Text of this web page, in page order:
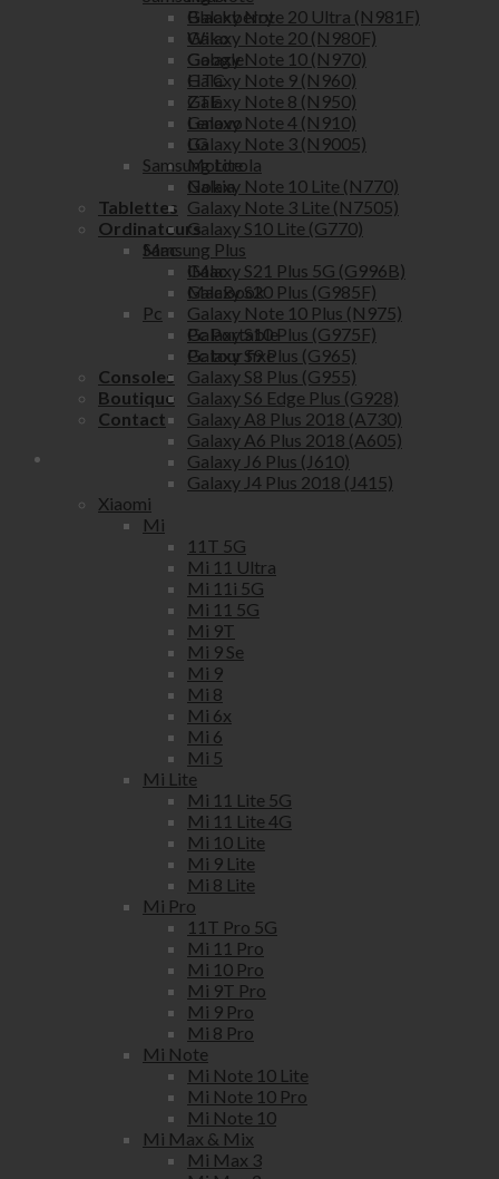
Blackberry
Wiko
Google
HTC
ZTE
Lenovo
LG
Motorola
Nokia
Tablettes
Ordinateurs
Mac
iMac
MacBook
Pc
Pc Portable
Pc tour fixe
Consoles
Boutique
Contact
Galaxy Note 20 Ultra (N981F)
Galaxy Note 20 (N980F)
Galaxy Note 10 (N970)
Galaxy Note 9 (N960)
Galaxy Note 8 (N950)
Galaxy Note 4 (N910)
Galaxy Note 3 (N9005)
Samsung Lite
Galaxy Note 10 Lite (N770)
Galaxy Note 3 Lite (N7505)
Galaxy S10 Lite (G770)
Samsung Plus
Galaxy S21 Plus 5G (G996B)
Galaxy S20 Plus (G985F)
Galaxy Note 10 Plus (N975)
Galaxy S10 Plus (G975F)
Galaxy S9 Plus (G965)
Galaxy S8 Plus (G955)
Galaxy S6 Edge Plus (G928)
Galaxy A8 Plus 2018 (A730)
Galaxy A6 Plus 2018 (A605)
Galaxy J6 Plus (J610)
Galaxy J4 Plus 2018 (J415)
Xiaomi
Mi
11T 5G
Mi 11 Ultra
Mi 11i 5G
Mi 11 5G
Mi 9T
Mi 9 Se
Mi 9
Mi 8
Mi 6x
Mi 6
Mi 5
Mi Lite
Mi 11 Lite 5G
Mi 11 Lite 4G
Mi 10 Lite
Mi 9 Lite
Mi 8 Lite
Mi Pro
11T Pro 5G
Mi 11 Pro
Mi 10 Pro
Mi 9T Pro
Mi 9 Pro
Mi 8 Pro
Mi Note
Mi Note 10 Lite
Mi Note 10 Pro
Mi Note 10
Mi Max & Mix
Mi Max 3